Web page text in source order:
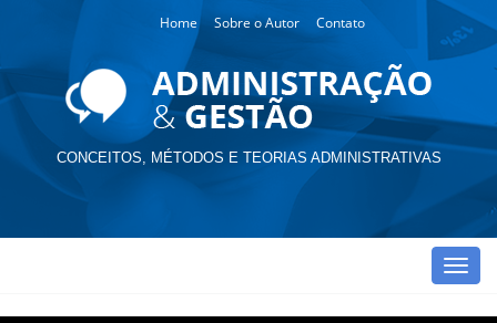
Home Sobre o Autor Contato
CONCEITOS, MÉTODOS E TEORIAS ADMINISTRATIVAS